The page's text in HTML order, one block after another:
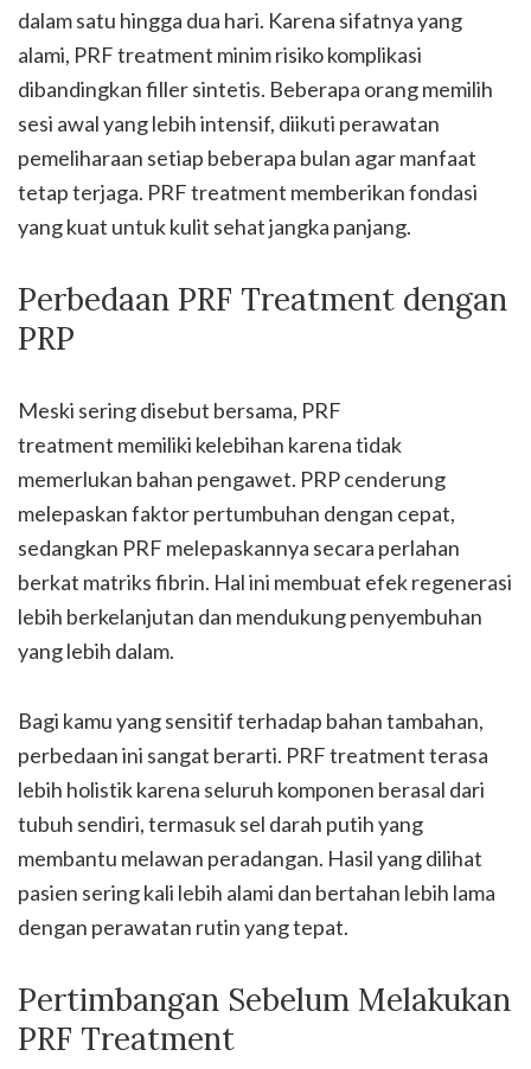
dalam satu hingga dua hari. Karena sifatnya yang
alami, PRF treatment minim risiko komplikasi
dibandingkan filler sintetis. Beberapa orang memilih
sesi awal yang lebih intensif, diikuti perawatan
pemeliharaan setiap beberapa bulan agar manfaat
tetap terjaga. PRF treatment memberikan fondasi
yang kuat untuk kulit sehat jangka panjang.
Perbedaan PRF Treatment dengan
PRP
Meski sering disebut bersama, PRF
treatment memiliki kelebihan karena tidak
memerlukan bahan pengawet. PRP cenderung
melepaskan faktor pertumbuhan dengan cepat,
sedangkan PRF melepaskannya secara perlahan
berkat matriks fibrin. Hal ini membuat efek regenerasi
lebih berkelanjutan dan mendukung penyembuhan
yang lebih dalam.
Bagi kamu yang sensitif terhadap bahan tambahan,
perbedaan ini sangat berarti. PRF treatment terasa
lebih holistik karena seluruh komponen berasal dari
tubuh sendiri, termasuk sel darah putih yang
membantu melawan peradangan. Hasil yang dilihat
pasien sering kali lebih alami dan bertahan lebih lama
dengan perawatan rutin yang tepat.
Pertimbangan Sebelum Melakukan
PRF Treatment